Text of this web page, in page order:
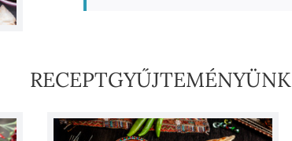
RECEPTGYŰJTEMÉNYÜNK